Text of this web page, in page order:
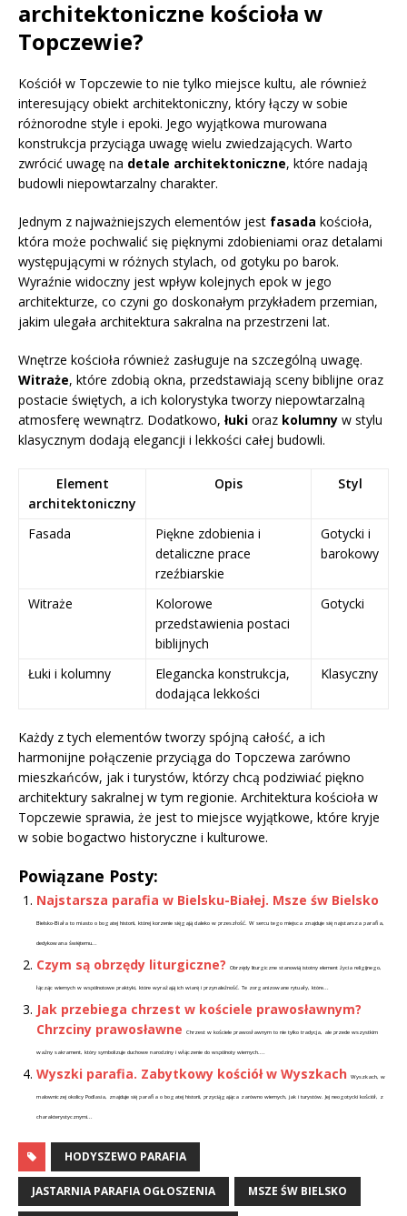
architektoniczne kościoła w
Topczewie?
Kościół w Topczewie to nie tylko miejsce kultu, ale również
interesujący obiekt architektoniczny, który łączy w sobie
różnorodne style i epoki. Jego wyjątkowa murowana
konstrukcja przyciąga uwagę wielu zwiedzających. Warto
zwrócić uwagę na detale architektoniczne, które nadają
budowli niepowtarzalny charakter.
Jednym z najważniejszych elementów jest fasada kościoła,
która może pochwalić się pięknymi zdobieniami oraz detalami
występującymi w różnych stylach, od gotyku po barok.
Wyraźnie widoczny jest wpływ kolejnych epok w jego
architekturze, co czyni go doskonałym przykładem przemian,
jakim ulegała architektura sakralna na przestrzeni lat.
Wnętrze kościoła również zasługuje na szczególną uwagę.
Witraże, które zdobią okna, przedstawiają sceny biblijne oraz
postacie świętych, a ich kolorystyka tworzy niepowtarzalną
atmosferę wewnątrz. Dodatkowo, łuki oraz kolumny w stylu
klasycznym dodają elegancji i lekkości całej budowli.
Element
architektoniczny
Opis Styl
Fasada
Piękne zdobienia i
detaliczne prace
rzeźbiarskie
Gotycki i
barokowy
Witraże
Kolorowe
przedstawienia postaci
biblijnych
Gotycki
Łuki i kolumny
Elegancka konstrukcja,
dodająca lekkości
Klasyczny
Każdy z tych elementów tworzy spójną całość, a ich
harmonijne połączenie przyciąga do Topczewa zarówno
mieszkańców, jak i turystów, którzy chcą podziwiać piękno
architektury sakralnej w tym regionie. Architektura kościoła w
Topczewie sprawia, że jest to miejsce wyjątkowe, które kryje
w sobie bogactwo historyczne i kulturowe.
Powiązane Posty:
Najstarsza parafia w Bielsku-Białej. Msze św Bielsko
Bielsko-Biała to miasto o bogatej historii, której korzenie sięgają daleko w przeszłość. W sercu tego miejsca znajduje się najstarsza parafia,
dedykowana świętemu...
Czym są obrzędy liturgiczne? Obrzędy liturgiczne stanowią istotny element życia religijnego,
łącząc wiernych w wspólnotowe praktyki, które wyrażają ich wiarę i przynależność. Te zorganizowane rytuały, które...
Jak przebiega chrzest w kościele prawosławnym?
Chrzciny prawosławne
Chrzest w kościele prawosławnym to nie tylko tradycja, ale przede wszystkim
ważny sakrament, który symbolizuje duchowe narodziny i włączenie do wspólnoty wiernych....
Wyszki parafia. Zabytkowy kościół w Wyszkach Wyszkach, w
malowniczej okolicy Podlasia, znajduje się parafia o bogatej historii, przyciągająca zarówno wiernych, jak i turystów. Jej neogotycki kościół, z
charakterystycznymi...
HODYSZEWO PARAFIA
JASTARNIA PARAFIA OGŁOSZENIA MSZE ŚW BIELSKO